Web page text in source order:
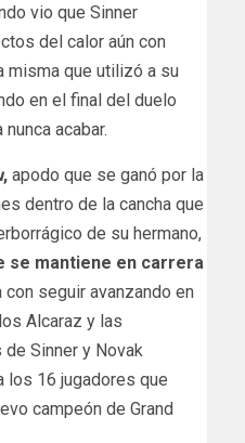
vio que Sinner
del calor aún con
misma que utilizó a su
en el final del duelo
acabar.
, apodo que se ganó por la
dentro de la cancha que
de su hermano,
se mantiene en carrera
con seguir avanzando en
Alcaraz y las
Sinner y Novak
los 16 jugadores que
campeón de Grand